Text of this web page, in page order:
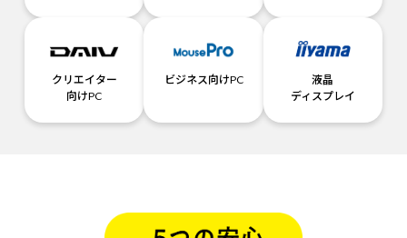
クリエイター
向けPC
ビジネス向けPC
液晶
ディスプレイ